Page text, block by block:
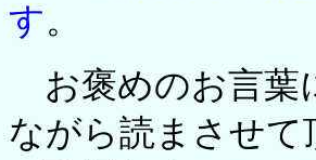
す。
お褒めのお言葉
ながら読まさせ